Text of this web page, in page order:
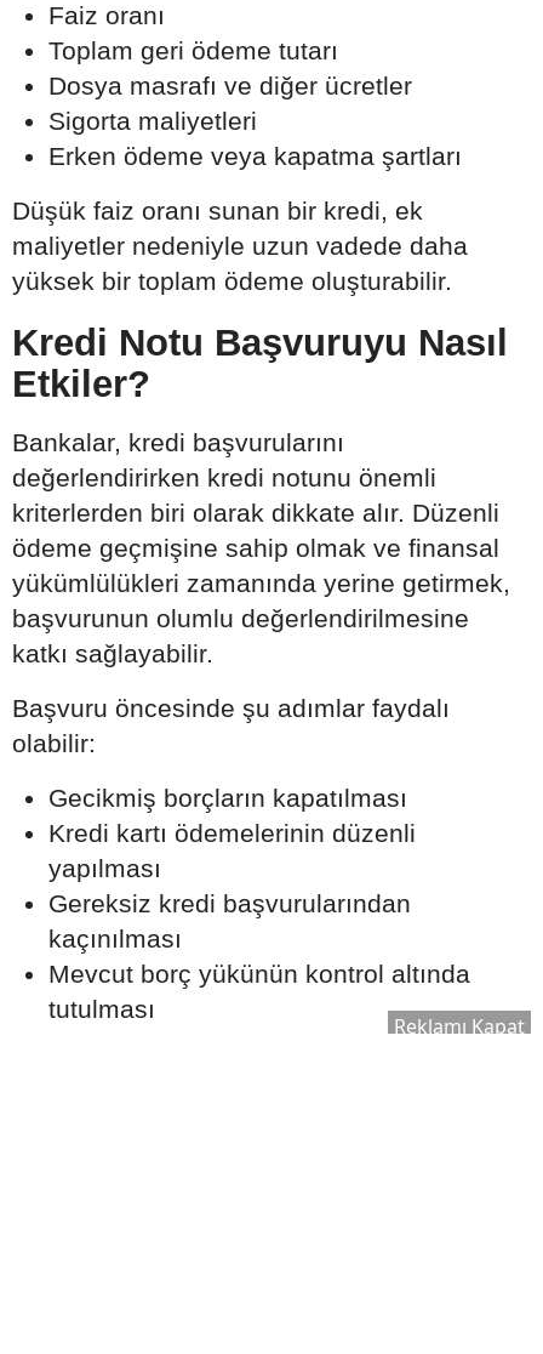
Faiz oranı
Toplam geri ödeme tutarı
Dosya masrafı ve diğer ücretler
Sigorta maliyetleri
Erken ödeme veya kapatma şartları
Düşük faiz oranı sunan bir kredi, ek
maliyetler nedeniyle uzun vadede daha
yüksek bir toplam ödeme oluşturabilir.
Kredi Notu Başvuruyu Nasıl
Etkiler?
Bankalar, kredi başvurularını
değerlendirirken kredi notunu önemli
kriterlerden biri olarak dikkate alır. Düzenli
ödeme geçmişine sahip olmak ve finansal
yükümlülükleri zamanında yerine getirmek,
başvurunun olumlu değerlendirilmesine
katkı sağlayabilir.
Başvuru öncesinde şu adımlar faydalı
olabilir:
Gecikmiş borçların kapatılması
Kredi kartı ödemelerinin düzenli
yapılması
Gereksiz kredi başvurularından
kaçınılması
Mevcut borç yükünün kontrol altında
tutulması
Reklamı Kapat